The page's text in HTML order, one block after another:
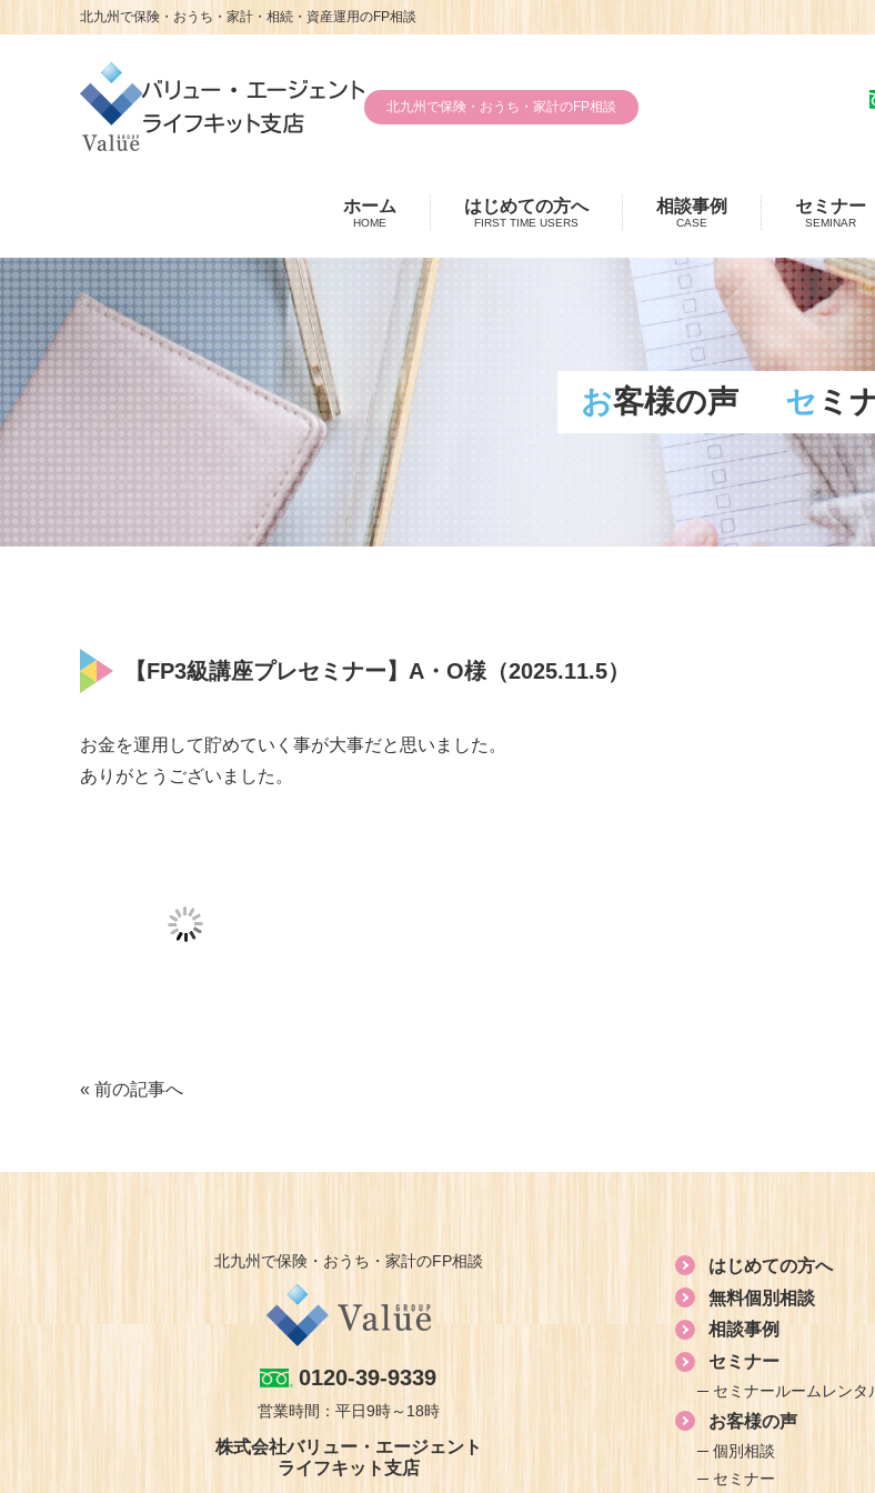
北九州で保険・おうち・家計・相続・資産運用のFP相談
北九州で保険・おうち・家計のFP相談
ホーム
HOME
はじめての方へ
FIRST TIME USERS
相談事例
CASE
セミナー
SEMINAR
お客様の声 セミ
【FP3級講座プレセミナー】A・O様（2025.11.5）
お金を運用して貯めていく事が大事だと思いました。
ありがとうございました。
« 前の記事へ
北九州で保険・おうち・家計のFP相談
0120-39-9339
営業時間：平日9時～18時
株式会社バリュー・エージェント
ライフキット支店
はじめての方へ
無料個別相談
相談事例
セミナー
セミナールームレンタ
お客様の声
個別相談
セミナー